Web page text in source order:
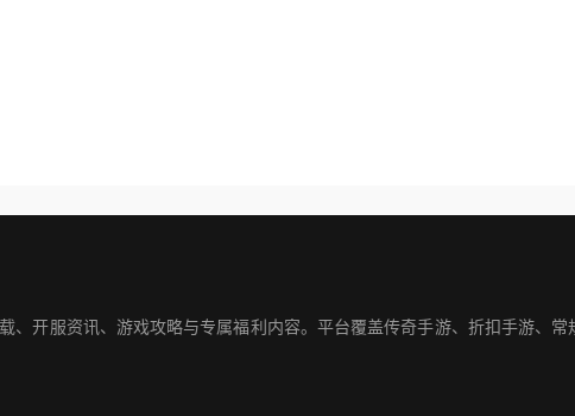
开服资讯、游戏攻略与专属福利内容。平台覆盖传奇手游、折扣手游、常